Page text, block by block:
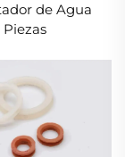
de Agua
Piezas